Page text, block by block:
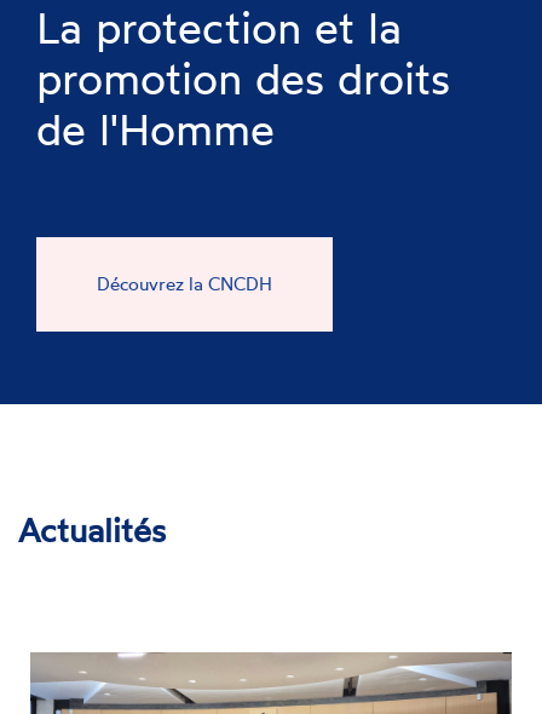
La protection et la
promotion des droits
de l'Homme
Découvrez la CNCDH
Actualités